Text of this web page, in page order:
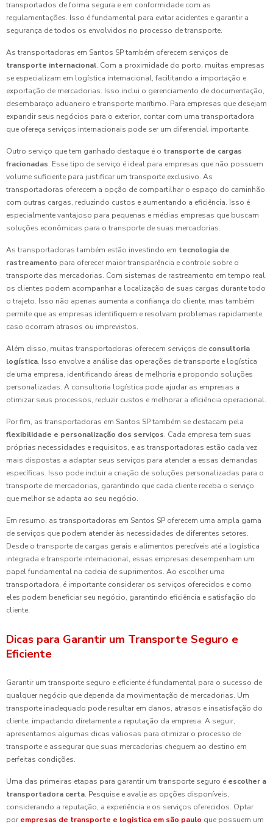
transportados de forma segura e em conformidade com as
regulamentações. Isso é fundamental para evitar acidentes e garantir a
segurança de todos os envolvidos no processo de transporte.
As transportadoras em Santos SP também oferecem serviços de
transporte internacional. Com a proximidade do porto, muitas empresas
se especializam em logística internacional, facilitando a importação e
exportação de mercadorias. Isso inclui o gerenciamento de documentação,
desembaraço aduaneiro e transporte marítimo. Para empresas que desejam
expandir seus negócios para o exterior, contar com uma transportadora
que ofereça serviços internacionais pode ser um diferencial importante.
Outro serviço que tem ganhado destaque é o transporte de cargas
fracionadas. Esse tipo de serviço é ideal para empresas que não possuem
volume suficiente para justificar um transporte exclusivo. As
transportadoras oferecem a opção de compartilhar o espaço do caminhão
com outras cargas, reduzindo custos e aumentando a eficiência. Isso é
especialmente vantajoso para pequenas e médias empresas que buscam
soluções econômicas para o transporte de suas mercadorias.
As transportadoras também estão investindo em tecnologia de
rastreamento para oferecer maior transparência e controle sobre o
transporte das mercadorias. Com sistemas de rastreamento em tempo real,
os clientes podem acompanhar a localização de suas cargas durante todo
o trajeto. Isso não apenas aumenta a confiança do cliente, mas também
permite que as empresas identifiquem e resolvam problemas rapidamente,
caso ocorram atrasos ou imprevistos.
Além disso, muitas transportadoras oferecem serviços de consultoria
logística. Isso envolve a análise das operações de transporte e logística
de uma empresa, identificando áreas de melhoria e propondo soluções
personalizadas. A consultoria logística pode ajudar as empresas a
otimizar seus processos, reduzir custos e melhorar a eficiência operacional.
Por fim, as transportadoras em Santos SP também se destacam pela
flexibilidade e personalização dos serviços. Cada empresa tem suas
próprias necessidades e requisitos, e as transportadoras estão cada vez
mais dispostas a adaptar seus serviços para atender a essas demandas
específicas. Isso pode incluir a criação de soluções personalizadas para o
transporte de mercadorias, garantindo que cada cliente receba o serviço
que melhor se adapta ao seu negócio.
Em resumo, as transportadoras em Santos SP oferecem uma ampla gama
de serviços que podem atender às necessidades de diferentes setores.
Desde o transporte de cargas gerais e alimentos perecíveis até a logística
integrada e transporte internacional, essas empresas desempenham um
papel fundamental na cadeia de suprimentos. Ao escolher uma
transportadora, é importante considerar os serviços oferecidos e como
eles podem beneficiar seu negócio, garantindo eficiência e satisfação do
cliente.
Dicas para Garantir um Transporte Seguro e
Eficiente
Garantir um transporte seguro e eficiente é fundamental para o sucesso de
qualquer negócio que dependa da movimentação de mercadorias. Um
transporte inadequado pode resultar em danos, atrasos e insatisfação do
cliente, impactando diretamente a reputação da empresa. A seguir,
apresentamos algumas dicas valiosas para otimizar o processo de
transporte e assegurar que suas mercadorias cheguem ao destino em
perfeitas condições.
Uma das primeiras etapas para garantir um transporte seguro é escolher a
transportadora certa. Pesquise e avalie as opções disponíveis,
considerando a reputação, a experiência e os serviços oferecidos. Optar
por empresas de transporte e logistica em são paulo que possuem um